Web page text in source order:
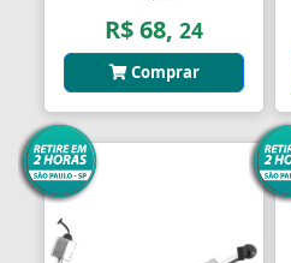
R$ 68, 24
Comprar